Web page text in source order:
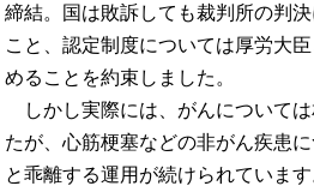
締結。国は敗訴しても裁判所の判
こと、認定制度については厚労大
めることを約束しました。
しかし実際には、がんについて
たが、心筋梗塞などの非がん疾患
と乖離する運用が続けられていま